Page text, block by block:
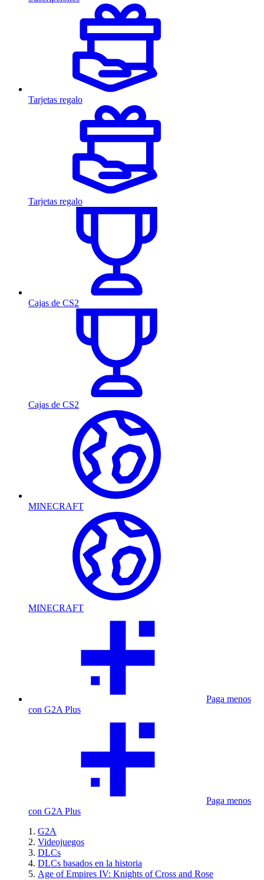
Tarjetas regalo
Tarjetas regalo
Cajas de CS2
Cajas de CS2
MINECRAFT
MINECRAFT
Paga menos
con G2A Plus
Paga menos
con G2A Plus
G2A
Videojuegos
DLCs
DLCs basados en la historia
Age of Empires IV: Knights of Cross and Rose